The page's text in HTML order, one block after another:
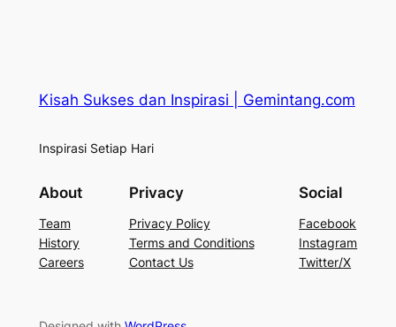
Kisah Sukses dan Inspirasi | Gemintang.com
Inspirasi Setiap Hari
About
Team
History
Careers
Privacy
Privacy Policy
Terms and Conditions
Contact Us
Social
Facebook
Instagram
Twitter/X